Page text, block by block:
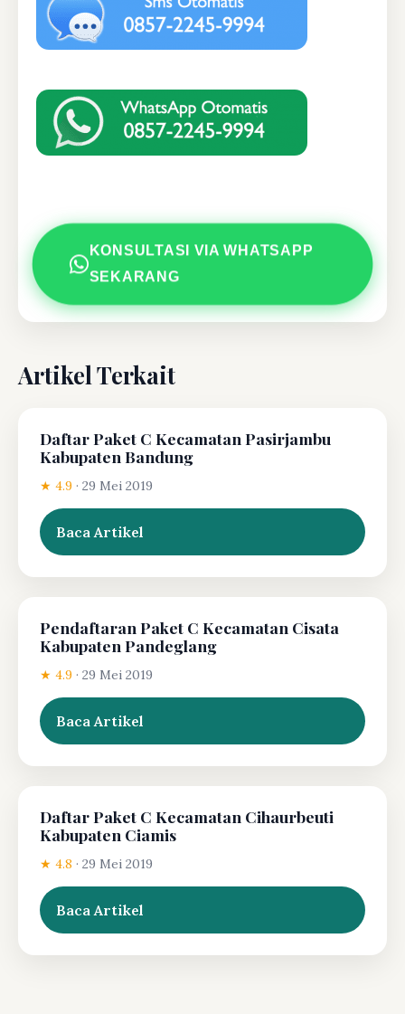
KONSULTASI VIA WHATSAPP
SEKARANG
Artikel Terkait
Daftar Paket C Kecamatan Pasirjambu
Kabupaten Bandung
★ 4.9 · 29 Mei 2019
Baca Artikel
Pendaftaran Paket C Kecamatan Cisata
Kabupaten Pandeglang
★ 4.9 · 29 Mei 2019
Baca Artikel
Daftar Paket C Kecamatan Cihaurbeuti
Kabupaten Ciamis
★ 4.8 · 29 Mei 2019
Baca Artikel